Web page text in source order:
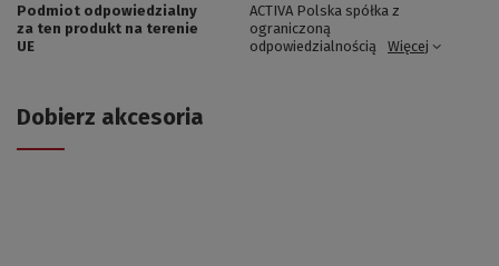
Podmiot odpowiedzialny
za ten produkt na terenie
UE
ACTIVA Polska spółka z
ograniczoną
odpowiedzialnością
Więcej
Dobierz akcesoria